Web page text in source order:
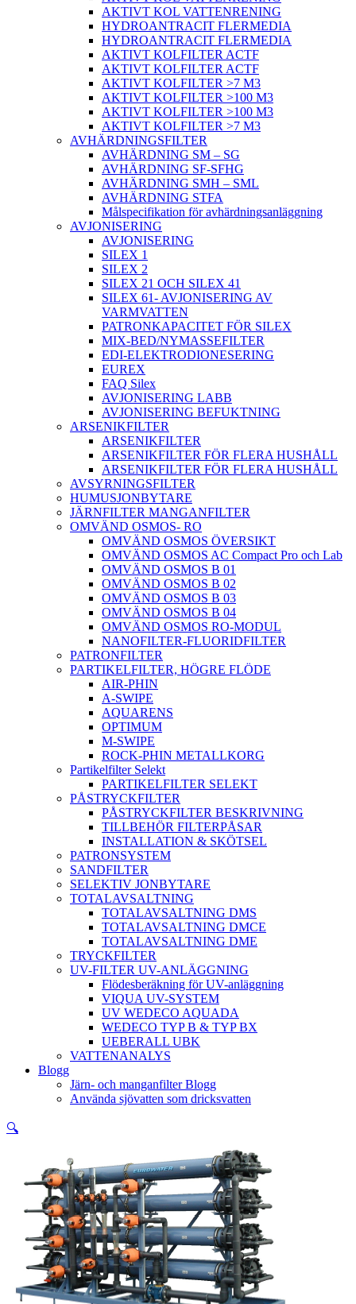
AKTIVT KOL VATTENRENING
HYDROANTRACIT FLERMEDIA
HYDROANTRACIT FLERMEDIA
AKTIVT KOLFILTER ACTF
AKTIVT KOLFILTER ACTF
AKTIVT KOLFILTER >7 M3
AKTIVT KOLFILTER >100 M3
AKTIVT KOLFILTER >100 M3
AKTIVT KOLFILTER >7 M3
AVHÄRDNINGSFILTER
AVHÄRDNING SM – SG
AVHÄRDNING SF-SFHG
AVHÄRDNING SMH – SML
AVHÄRDNING STFA
Målspecifikation för avhärdningsanläggning
AVJONISERING
AVJONISERING
SILEX 1
SILEX 2
SILEX 21 OCH SILEX 41
SILEX 61- AVJONISERING AV
VARMVATTEN
PATRONKAPACITET FÖR SILEX
MIX-BED/NYMASSEFILTER
EDI-ELEKTRODIONESERING
EUREX
FAQ Silex
AVJONISERING LABB
AVJONISERING BEFUKTNING
ARSENIKFILTER
ARSENIKFILTER
ARSENIKFILTER FÖR FLERA HUSHÅLL
ARSENIKFILTER FÖR FLERA HUSHÅLL
AVSYRNINGSFILTER
HUMUSJONBYTARE
JÄRNFILTER MANGANFILTER
OMVÄND OSMOS- RO
OMVÄND OSMOS ÖVERSIKT
OMVÄND OSMOS AC Compact Pro och Lab
OMVÄND OSMOS B 01
OMVÄND OSMOS B 02
OMVÄND OSMOS B 03
OMVÄND OSMOS B 04
OMVÄND OSMOS RO-MODUL
NANOFILTER-FLUORIDFILTER
PATRONFILTER
PARTIKELFILTER, HÖGRE FLÖDE
AIR-PHIN
A-SWIPE
AQUARENS
OPTIMUM
M-SWIPE
ROCK-PHIN METALLKORG
Partikelfilter Selekt
PARTIKELFILTER SELEKT
PÅSTRYCKFILTER
PÅSTRYCKFILTER BESKRIVNING
TILLBEHÖR FILTERPÅSAR
INSTALLATION & SKÖTSEL
PATRONSYSTEM
SANDFILTER
SELEKTIV JONBYTARE
TOTALAVSALTNING
TOTALAVSALTNING DMS
TOTALAVSALTNING DMCE
TOTALAVSALTNING DME
TRYCKFILTER
UV-FILTER UV-ANLÄGGNING
Flödesberäkning för UV-anläggning
VIQUA UV-SYSTEM
UV WEDECO AQUADA
WEDECO TYP B & TYP BX
UEBERALL UBK
VATTENANALYS
Blogg
Järn- och manganfilter Blogg
Använda sjövatten som dricksvatten
🔍